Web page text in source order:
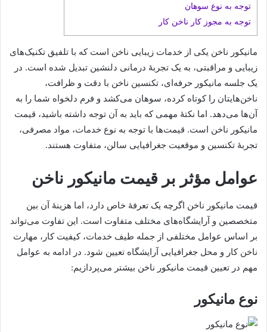
توجه به نوع سوهان
توجه به مجوز کار ناخن کار
مانیکور ناخن یکی از خدمات زیبایی ناخن است که با تلفیق تکنیک‌های
زیبایی و مراقبتی، به یک تجربۀ درمانی دلنشین تبدیل شده است. در
یک جلسه مانیکور حرفه‌ای، تکنسین ناخن با دقت و ظرافت،
ناخن‌هایتان را کوتاه کرده، سوهان می‌کشد و فرم دلخواه شما را به
آن‌ها می‌دهد. اما نکتۀ مهمی که باید به آن توجه داشته باشید، قیمت
مانیکور ناخن است. قیمت‌ها با توجه به نوع خدمات، مواد مصرفی،
تجربۀ تکنسین و موقعیت جغرافیایی سالن، متفاوت هستند.
عوامل مؤثر بر قیمت مانیکور ناخن
قیمت مانیکور ناخن اگرچه یک تعرفۀ خاص دارد، اما هزینۀ آن بین
متخصصین و آرایشگاه‌های مختلف متفاوت است. این تفاوت می‌تواند
بر اساس عوامل مختلفی از جمله طیف خدمات، کیفیت کار، مهارت
ناخن کار و محل جغرافیایی آرایشگاه تعیین شود. در ادامه به عوامل
مهم در تعیین قیمت مانیکور ناخن بیشتر می‌پردازیم:
نوع مانیکور